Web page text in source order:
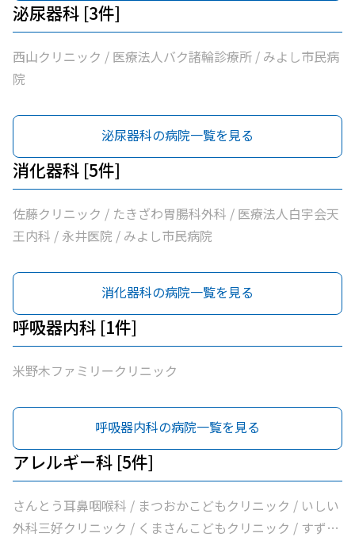
泌尿器科 [3件]
西山クリニック / 医療法人バク諸輪診療所 / みよし市民病
院
泌尿器科の病院一覧を見る
消化器科 [5件]
佐藤クリニック / たきざわ胃腸科外科 / 医療法人白宇会天
王内科 / 永井医院 / みよし市民病院
消化器科の病院一覧を見る
呼吸器内科 [1件]
米野木ファミリークリニック
呼吸器内科の病院一覧を見る
アレルギー科 [5件]
さんとう耳鼻咽喉科 / まつおかこどもクリニック / いしい
外科三好クリニック / くまさんこどもクリニック / すずき